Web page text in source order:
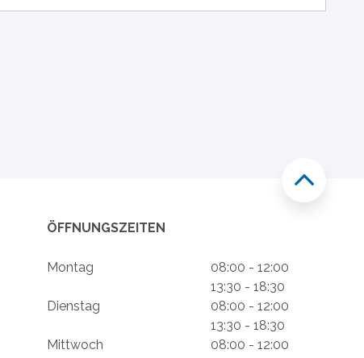
ÖFFNUNGSZEITEN
Montag
08:00 - 12:00
13:30 - 18:30
Dienstag
08:00 - 12:00
13:30 - 18:30
Mittwoch
08:00 - 12:00